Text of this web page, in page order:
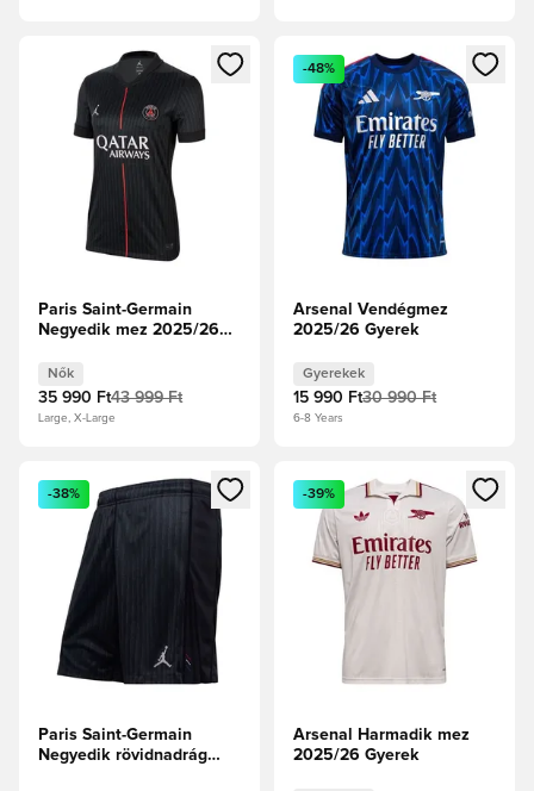
Megnyit egy modált a bejelentkezéshez vagy a tagként
Paris Saint-Germain
Negyedik mez 2025/26
Nők
35 990 Ft43 999 Ft
Large, X-Large
Megnyit egy modált a
-48%
Arsenal Vendégmez
2025/26 Gyerek
Gyerekek
15 990 Ft30 990 Ft
6-8 Years
Megnyit egy modált a bejelentkezéshez vagy a tagként
-38%
Paris Saint-Germain
Negyedik rövidnadrág
Megnyit egy modált a
-39%
Arsenal Harmadik mez
2025/26 Gyerek